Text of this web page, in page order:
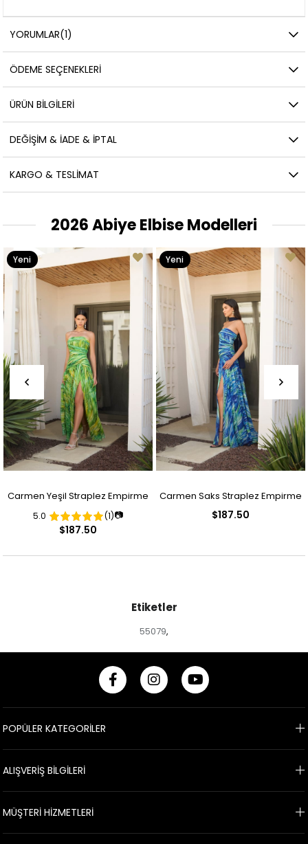
YORUMLAR(1)
ÖDEME SEÇENEKLERI
ÜRÜN BILGILERI
DEĞIŞIM & İADE & İPTAL
KARGO & TESLIMAT
2026 Abiye Elbise Modelleri
Carmen Yeşil Straplez Empirme
Desenli Abiye Elbise
5.0 (1)📷
$187.50
Yeni
Ürün
Carmen Saks Straplez Empirme
$187.50
Yeni
Ürün
Etiketler
55079,
POPÜLER KATEGORİLER
ALIŞVERİŞ BİLGİLERİ
MÜŞTERİ HİZMETLERİ